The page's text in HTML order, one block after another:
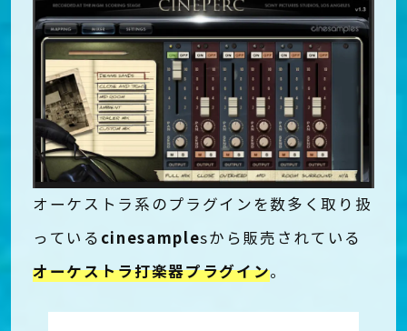
オーケストラ系のプラグインを数多く取り扱
っている cinesamplesから販売されている
オーケストラ打楽器プラグイン。